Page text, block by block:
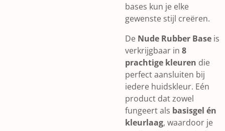
bases kun je elke
gewenste stijl creëren.
De Nude Rubber Base is
verkrijgbaar in 8
prachtige kleuren die
perfect aansluiten bij
iedere huidskleur. Eén
product dat zowel
fungeert als basisgel én
kleurlaag, waardoor je